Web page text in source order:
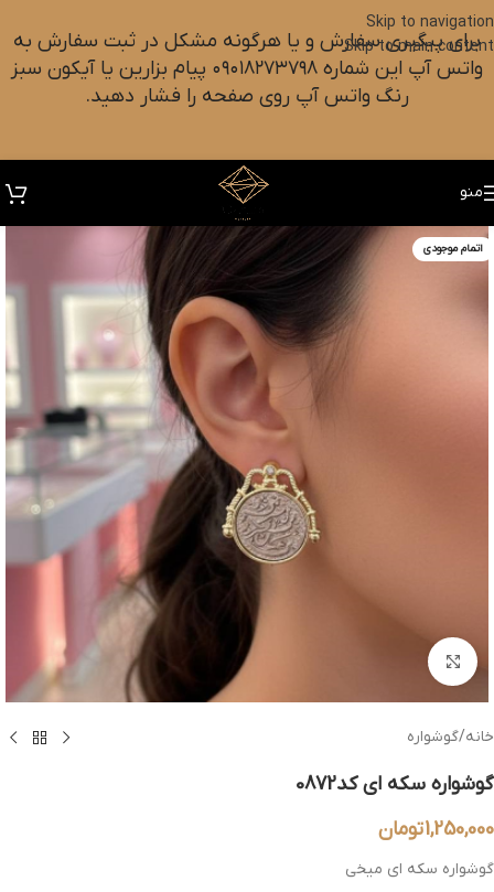
Skip to navigation
Skip to main content
برای پیگیری سفارش و یا هرگونه مشکل در ثبت سفارش به
واتس آپ این شماره ۰۹۰۱۸۲۷۳۷۹۸ پیام بزارین یا آیکون سبز
رنگ واتس آپ روی صفحه را فشار دهید.
منو
اتمام موجودی
بزرگنمایی تصویر
خانه/گوشواره
گوشواره سکه ای کد0872
1,250,000تومان
گوشواره سکه ای میخی